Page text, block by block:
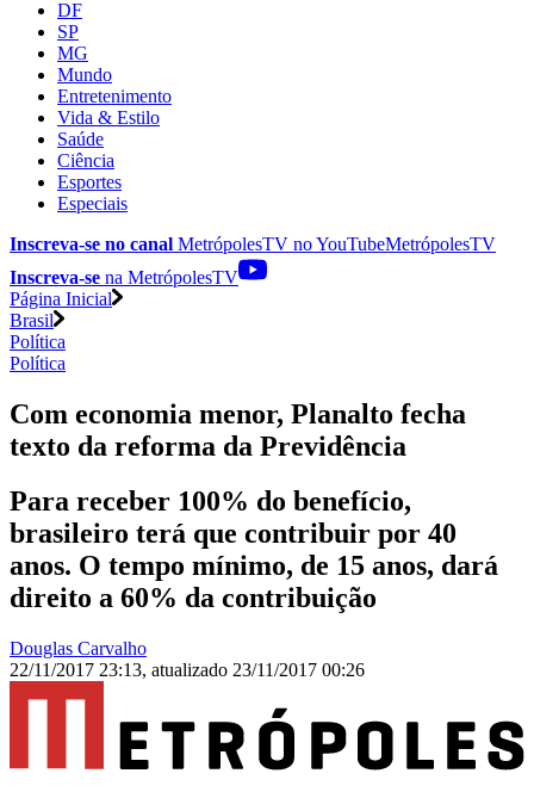
DF
SP
MG
Mundo
Entretenimento
Vida & Estilo
Saúde
Ciência
Esportes
Especiais
Inscreva-se no canal MetrópolesTV noYouTubeMetrópolesTV
Inscreva-se na MetrópolesTV
Página Inicial
Brasil
Política
Política
Com economia menor, Planalto fecha
texto da reforma da Previdência
Para receber 100% do benefício,
brasileiro terá que contribuir por 40
anos. O tempo mínimo, de 15 anos, dará
direito a 60% da contribuição
Douglas Carvalho
22/11/2017 23:13, atualizado 23/11/2017 00:26